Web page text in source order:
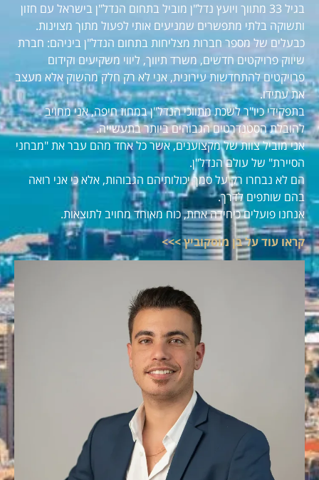
בגיל 33 מתווך ויועץ נדל"ן מוביל בתחום הנדל"ן בישראל עם חזון
ותשוקה בלתי מתפשרים שמניעים אותי לפעול מתוך מצוינות.
כבעלים של מספר חברות מצליחות בתחום הנדל"ן ביניהם: חברת
שיווק פרויקטים חדשים, משרד תיווך, ליווי משקיעים וקידום
פרויקטים להתחדשות עירונית, אני לא רק חלק מהשוק אלא מעצב
את עתידו.
בתפקידי כיו"ר לשכת מתווכי הנדל"ן במחוז חיפה, אני מחויב
להובלת הסטנדרטים הגבוהים ביותר בתעשייה.
אני מוביל צוות של מקצוענים, אשר כל אחד מהם עבר את "מבחני
הסיירת" של עולם הנדל"ן.
הם לא נבחרו רק על סמך יכולותיהם הגבוהות, אלא כי אני רואה
בהם שותפים לדרך.
אנחנו פועלים כיחידה אחת, כוח מאוחד מחויב לתוצאות.
קראו עוד על בן מוסקוביץ >>>